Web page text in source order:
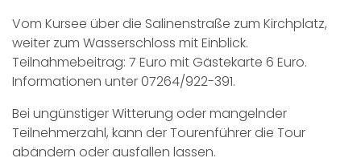
Vom Kursee über die Salinenstraße zum Kirchplatz,
weiter zum Wasserschloss mit Einblick.
Teilnahmebeitrag: 7 Euro mit Gästekarte 6 Euro.
Informationen unter 07264/922-391.
Bei ungünstiger Witterung oder mangelnder
Teilnehmerzahl, kann der Tourenführer die Tour
abändern oder ausfallen lassen.